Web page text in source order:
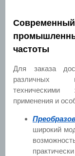
частоты
Для заказа
различных
техническими
применения и
широкий